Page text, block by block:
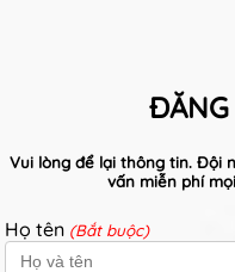
ĐĂNG
Vui lòng để lại thông tin. Đội
vấn miễn phí
Họ tên (Bắt buộc)